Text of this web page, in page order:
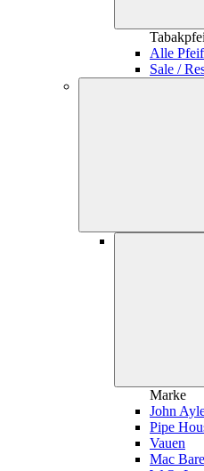
Alle
Sale /
Marke
John
Pipe
Vauen
Mac